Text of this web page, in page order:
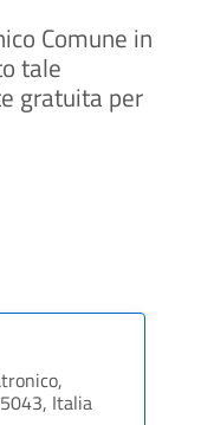
Comune in
tale
gratuita per
Italia